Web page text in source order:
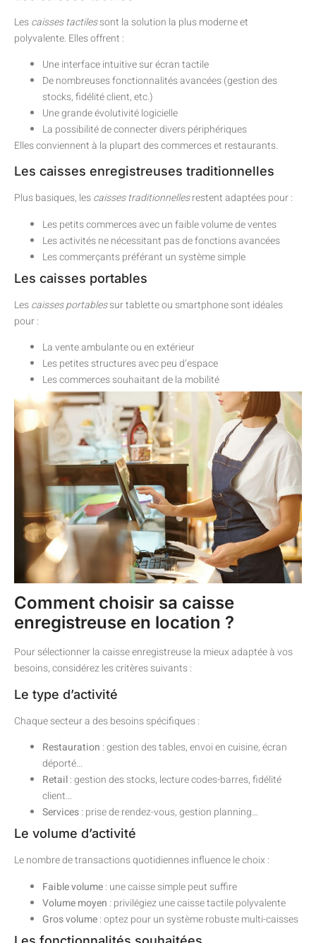
Lescaisses tactilessont la solution la plus moderne et
polyvalente. Elles offrent :
Une interface intuitive sur écran tactile
De nombreuses fonctionnalités avancées (gestion des
stocks, fidélité client, etc.)
Une grande évolutivité logicielle
La possibilité de connecter divers périphériques
Elles conviennent à la plupart des commerces et restaurants.
Les caisses enregistreuses traditionnelles
Plus basiques, lescaisses traditionnellesrestent adaptées pour :
Les petits commerces avec un faible volume de ventes
Les activités ne nécessitant pas de fonctions avancées
Les commerçants préférant un système simple
Les caisses portables
Lescaisses portablessur tablette ou smartphone sont idéales
pour :
La vente ambulante ou en extérieur
Les petites structures avec peu d’espace
Les commerces souhaitant de la mobilité
Comment choisir sa caisse
enregistreuse en location ?
Pour sélectionner la caisse enregistreuse la mieux adaptée à vos
besoins, considérez les critères suivants :
Le type d’activité
Chaque secteur a des besoins spécifiques :
Restauration : gestion des tables, envoi en cuisine, écran
déporté…
Retail: gestion des stocks, lecture codes-barres, fidélité
client…
Services: prise de rendez-vous, gestion planning…
Le volume d’activité
Le nombre de transactions quotidiennes influence le choix :
Faible volume: une caisse simple peut suffire
Volume moyen : privilégiez une caisse tactile polyvalente
Gros volume: optez pour un système robuste multi-caisses